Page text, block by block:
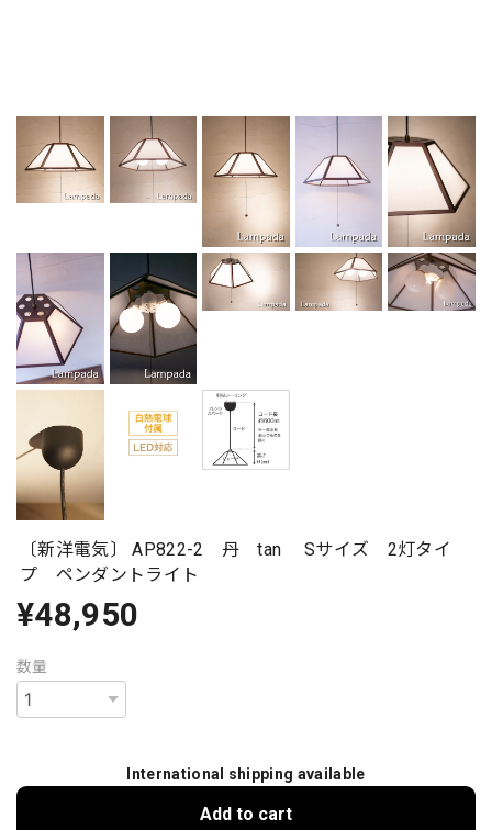
〔新洋電気〕 AP822-2 丹 tan Sサイズ 2灯タイ
プ ペンダントライト
¥48,950
数量
International shipping available
Add to cart